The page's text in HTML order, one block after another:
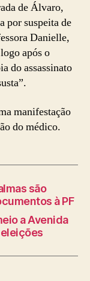
de Álvaro,
por suspeita de
Danielle,
após o
do assassinato
manifestação
do médico.
são
à PF
a Avenida